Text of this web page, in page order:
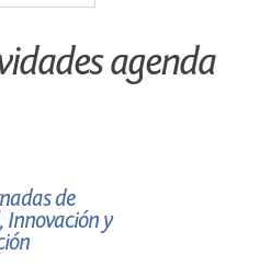
agenda
de
Innovación y